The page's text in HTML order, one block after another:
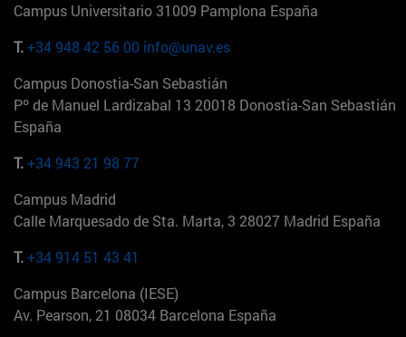
Campus Universitario 31009 Pamplona España
T.+34 948 42 56 00 info@unav.es
Campus Donostia-San Sebastián
Pº de Manuel Lardizabal 13 20018 Donostia-San Sebastián
España
T.+34 943 21 98 77
Campus Madrid
Calle Marquesado de Sta. Marta, 3 28027 Madrid España
T.+34 914 51 43 41
Campus Barcelona (IESE)
Av. Pearson, 21 08034 Barcelona España